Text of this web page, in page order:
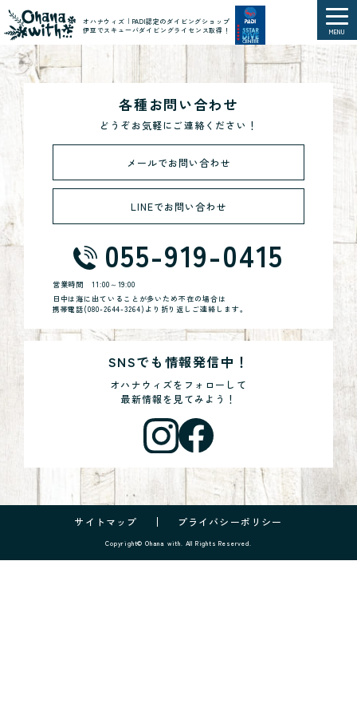
オハナウィズ｜PADI認定のダイビングショップ
伊豆でスキューバダイビングライセンス取得！
MENU
各種お問い合わせ
どうぞお気軽にご連絡ください！
メールでお問い合わせ
LINEでお問い合わせ
055-919-0415
営業時間11:00～19:00
日中は海に出ていることが多いため不在の場合は
携帯電話(080-2644-3264)より折り返しご連絡します。
SNSでも情報発信中！
オハナウィズをフォローして
最新情報を見てみよう！
サイトマップ プライバシーポリシー
Copyright© Ohana with. All Rights Reserved.